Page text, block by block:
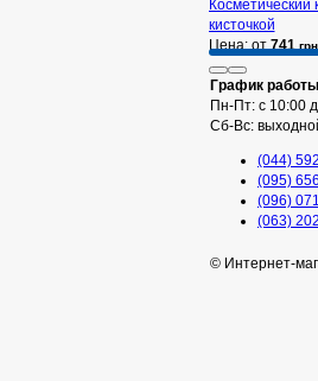
кисточкой
Цена: от 741 грн
График
Пн-Пт: с 10:00
Сб-Вс:
(044)
(095)
(096)
(063)
© Интернет-